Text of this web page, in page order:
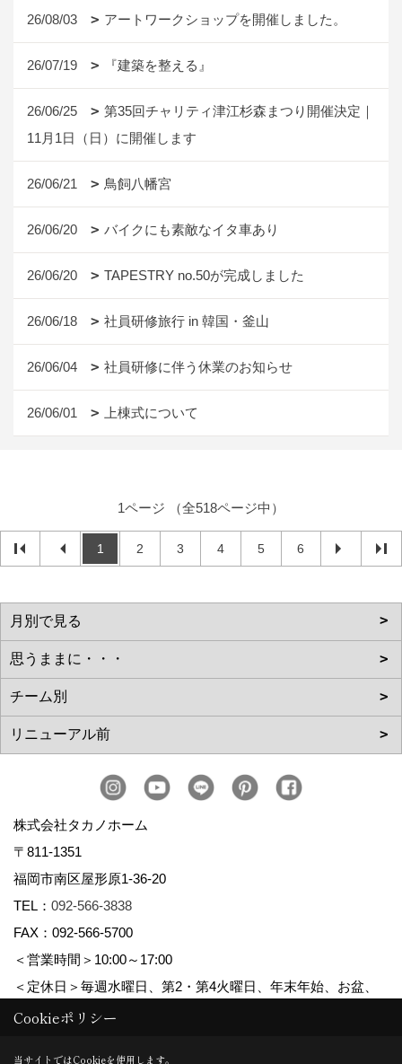
26/08/03 アートワークショップを開催しました。
26/07/19 『建築を整える』
26/06/25
第35回チャリティ津江杉森まつり開催決定｜
11月1日（日）に開催します
26/06/21 鳥飼八幡宮
26/06/20 バイクにも素敵なイタ車あり
26/06/20 TAPESTRY no.50が完成しました
26/06/18 社員研修旅行 in 韓国・釜山
26/06/04 社員研修に伴う休業のお知らせ
26/06/01 上棟式について
1ページ （全518ページ中）
1 2 3 4 5 6
株式会社タカノホーム
〒811-1351
福岡市南区屋形原1-36-20
TEL： 092-566-3838
FAX：092-566-5700
＜営業時間＞10:00～17:00
＜定休日＞毎週水曜日、第2・第4火曜日、年末年始、お盆、
ゴールデンウィーク、夏季休暇
Cookieポリシー
当サイトではCookieを使用します。